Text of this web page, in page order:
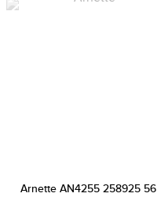
Arnette AN4255 258925 56